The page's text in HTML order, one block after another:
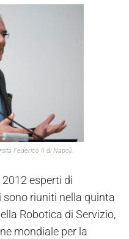
Federico II di Napoli.
esperti di
riuniti nella quinta
Robotica di Servizio,
mondiale per la